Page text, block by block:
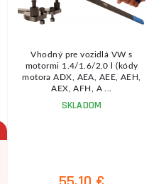
Vhodný pre vozidlá VW s
motormi 1.4/1.6/2.0 l (kódy
motora ADX, AEA, AEE, AEH,
AEX, AFH, A ...
SKLADOM